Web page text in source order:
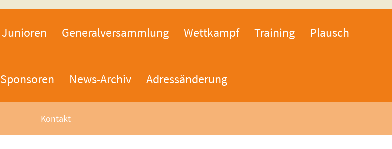
Junioren Generalversammlung Wettkampf Training Plausch
Sponsoren News-Archiv Adressänderung
Kontakt